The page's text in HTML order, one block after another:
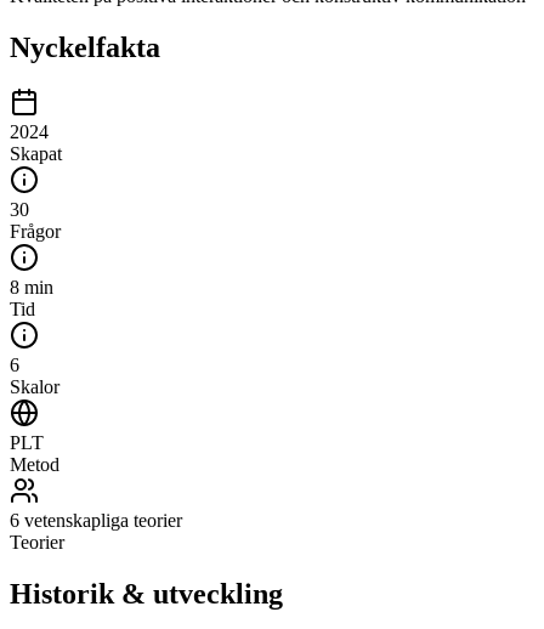
Nyckelfakta
2024
Skapat
30
Frågor
8 min
Tid
6
Skalor
PLT
Metod
6 vetenskapliga teorier
Teorier
Historik & utveckling